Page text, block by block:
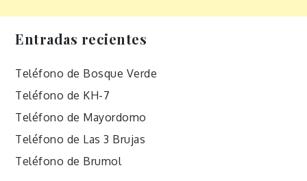
Entradas recientes
Teléfono de Bosque Verde
Teléfono de KH-7
Teléfono de Mayordomo
Teléfono de Las 3 Brujas
Teléfono de Brumol